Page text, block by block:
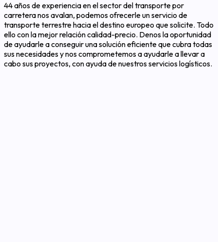
44 años de experiencia en el sector del transporte por
carretera nos avalan, podemos ofrecerle un servicio de
transporte terrestre hacia el destino europeo que solicite. Todo
ello con la mejor relación calidad-precio. Denos la oportunidad
de ayudarle a conseguir una solución eficiente que cubra todas
sus necesidades y nos comprometemos a ayudarle a llevar a
cabo sus proyectos, con ayuda de nuestros servicios logísticos.